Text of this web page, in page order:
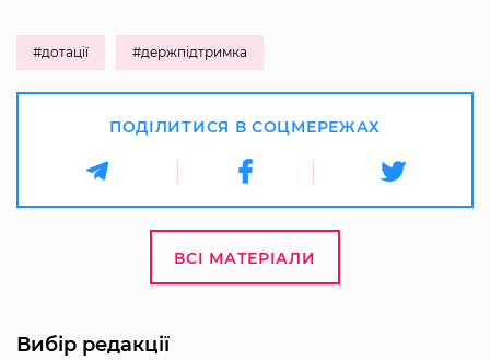
#дотації #держпідтримка
ПОДІЛИТИСЯ В СОЦМЕРЕЖАХ
ВСІ МАТЕРІАЛИ
Вибір редакції